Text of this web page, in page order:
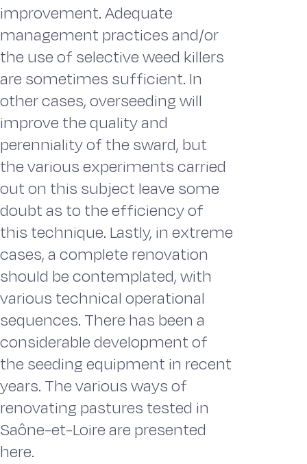
improvement. Adequate
management practices and/or
the use of selective weed killers
are sometimes sufficient. In
other cases, overseeding will
improve the quality and
perenniality of the sward, but
the various experiments carried
out on this subject leave some
doubt as to the efficiency of
this technique. Lastly, in extreme
cases, a complete renovation
should be contemplated, with
various technical operational
sequences. There has been a
considerable development of
the seeding equipment in recent
years. The various ways of
renovating pastures tested in
Saône-et-Loire are presented
here.